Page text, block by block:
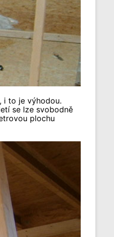
i to je výhodou.
se lze svobodně
plochu